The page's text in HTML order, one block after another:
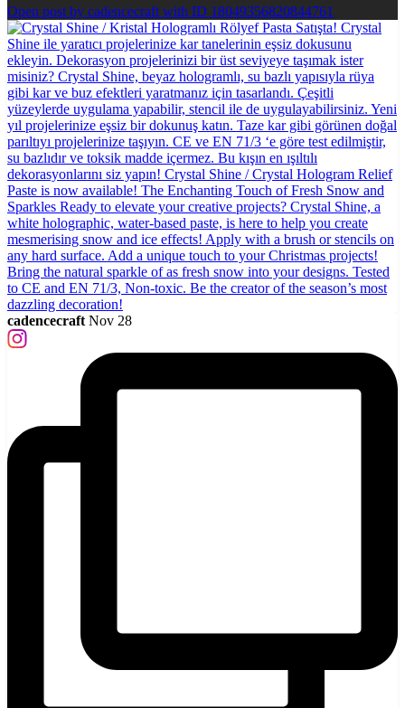
Open post by cadencecraft with ID 18049356820844761
cadencecraft Nov 28